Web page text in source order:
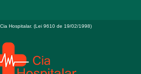
Hospitalar. (Lei 9610 de 19/02/1998)